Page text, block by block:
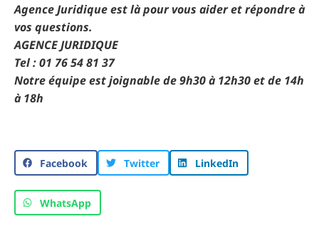
Agence Juridique est là pour vous aider et répondre à
vos questions.
AGENCE JURIDIQUE
Tel : 01 76 54 81 37
Notre équipe est joignable de 9h30 à 12h30 et de 14h
à 18h
Facebook Twitter LinkedIn
WhatsApp